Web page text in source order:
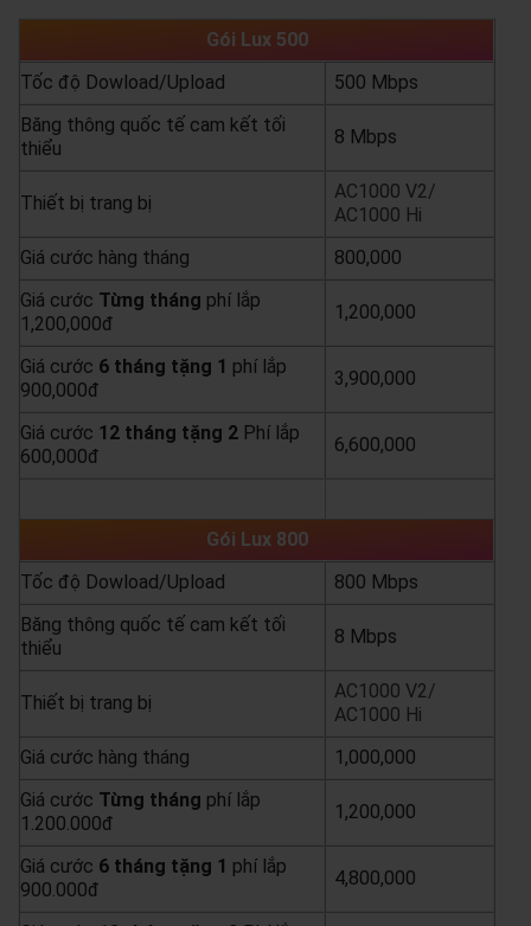
Gói Lux 500
Tốc độ Dowload/Upload
500 Mbps
Băng thông quốc tế cam kết tối
thiểu
8 Mbps
Thiết bị trang bị
AC1000 V2/
AC1000 Hi
Giá cước hàng tháng
800,000
Giá cước Từng tháng phí lắp
1,200,000đ
1,200,000
Giá cước 6 tháng tặng 1 phí lắp
900,000đ
3,900,000
Giá cước 12 tháng tặng 2 Phí lắp
600,000đ
6,600,000
Gói Lux 800
Tốc độ Dowload/Upload
800 Mbps
Băng thông quốc tế cam kết tối
thiểu
8 Mbps
Thiết bị trang bị
AC1000 V2/
AC1000 Hi
Giá cước hàng tháng
1,000,000
Giá cước Từng tháng phí lắp
1.200.000đ
1,200,000
Giá cước 6 tháng tặng 1 phí lắp
900.000đ
4,800,000